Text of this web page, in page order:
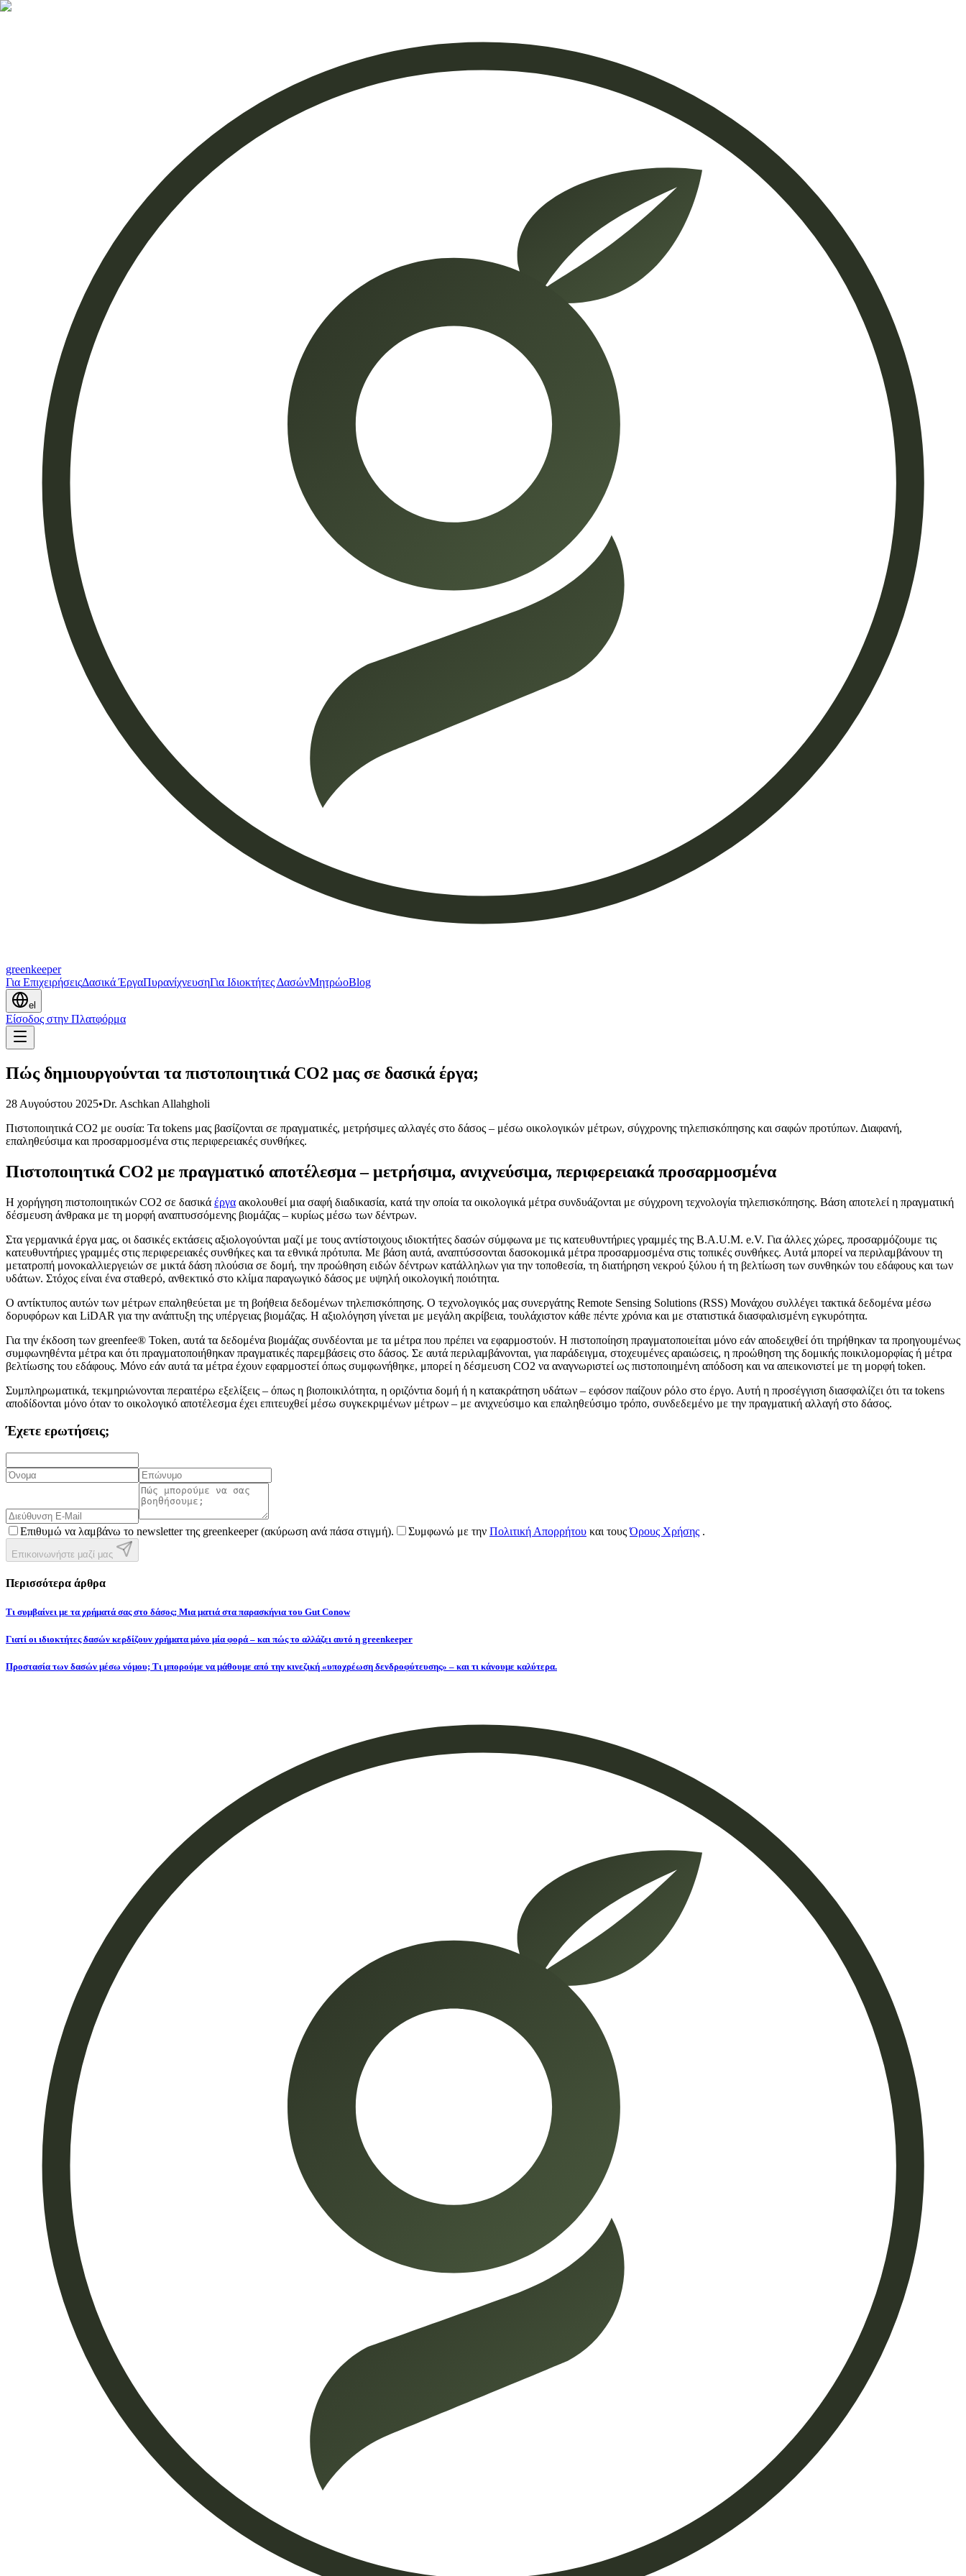
greenkeeper
Για ΕπιχειρήσειςΔασικά ΈργαΠυρανίχνευσηΓια Ιδιοκτήτες ΔασώνΜητρώοBlog
el
Είσοδος στην Πλατφόρμα
Πώς δημιουργούνται τα πιστοποιητικά CO2 μας σε δασικά έργα;
28 Αυγούστου 2025•Dr. Aschkan Allahgholi
Πιστοποιητικά CO2 με ουσία: Τα tokens μας βασίζονται σε πραγματικές, μετρήσιμες αλλαγές στο δάσος – μέσω οικολογικών μέτρων, σύγχρονης τηλεπισκόπησης και σαφών προτύπων. Διαφανή,
επαληθεύσιμα και προσαρμοσμένα στις περιφερειακές συνθήκες.
Πιστοποιητικά CO2 με πραγματικό αποτέλεσμα – μετρήσιμα, ανιχνεύσιμα, περιφερειακά προσαρμοσμένα
Η χορήγηση πιστοποιητικών CO2 σε δασικά έργα ακολουθεί μια σαφή διαδικασία, κατά την οποία τα οικολογικά μέτρα συνδυάζονται με σύγχρονη τεχνολογία τηλεπισκόπησης. Βάση αποτελεί η πραγματική
δέσμευση άνθρακα με τη μορφή αναπτυσσόμενης βιομάζας – κυρίως μέσω των δέντρων.
Στα γερμανικά έργα μας, οι δασικές εκτάσεις αξιολογούνται μαζί με τους αντίστοιχους ιδιοκτήτες δασών σύμφωνα με τις κατευθυντήριες γραμμές της B.A.U.M. e.V. Για άλλες χώρες, προσαρμόζουμε τις
κατευθυντήριες γραμμές στις περιφερειακές συνθήκες και τα εθνικά πρότυπα. Με βάση αυτά, αναπτύσσονται δασοκομικά μέτρα προσαρμοσμένα στις τοπικές συνθήκες. Αυτά μπορεί να περιλαμβάνουν τη
μετατροπή μονοκαλλιεργειών σε μικτά δάση πλούσια σε δομή, την προώθηση ειδών δέντρων κατάλληλων για την τοποθεσία, τη διατήρηση νεκρού ξύλου ή τη βελτίωση των συνθηκών του εδάφους και των
υδάτων. Στόχος είναι ένα σταθερό, ανθεκτικό στο κλίμα παραγωγικό δάσος με υψηλή οικολογική ποιότητα.
Ο αντίκτυπος αυτών των μέτρων επαληθεύεται με τη βοήθεια δεδομένων τηλεπισκόπησης. Ο τεχνολογικός μας συνεργάτης Remote Sensing Solutions (RSS) Μονάχου συλλέγει τακτικά δεδομένα μέσω
δορυφόρων και LiDAR για την ανάπτυξη της υπέργειας βιομάζας. Η αξιολόγηση γίνεται με μεγάλη ακρίβεια, τουλάχιστον κάθε πέντε χρόνια και με στατιστικά διασφαλισμένη εγκυρότητα.
Για την έκδοση των greenfee® Token, αυτά τα δεδομένα βιομάζας συνδέονται με τα μέτρα που πρέπει να εφαρμοστούν. Η πιστοποίηση πραγματοποιείται μόνο εάν αποδειχθεί ότι τηρήθηκαν τα προηγουμένως
συμφωνηθέντα μέτρα και ότι πραγματοποιήθηκαν πραγματικές παρεμβάσεις στο δάσος. Σε αυτά περιλαμβάνονται, για παράδειγμα, στοχευμένες αραιώσεις, η προώθηση της δομικής ποικιλομορφίας ή μέτρα
βελτίωσης του εδάφους. Μόνο εάν αυτά τα μέτρα έχουν εφαρμοστεί όπως συμφωνήθηκε, μπορεί η δέσμευση CO2 να αναγνωριστεί ως πιστοποιημένη απόδοση και να απεικονιστεί με τη μορφή token.
Συμπληρωματικά, τεκμηριώνονται περαιτέρω εξελίξεις – όπως η βιοποικιλότητα, η οριζόντια δομή ή η κατακράτηση υδάτων – εφόσον παίζουν ρόλο στο έργο. Αυτή η προσέγγιση διασφαλίζει ότι τα tokens
αποδίδονται μόνο όταν το οικολογικό αποτέλεσμα έχει επιτευχθεί μέσω συγκεκριμένων μέτρων – με ανιχνεύσιμο και επαληθεύσιμο τρόπο, συνδεδεμένο με την πραγματική αλλαγή στο δάσος.
Έχετε ερωτήσεις;
Επιθυμώ να λαμβάνω το newsletter της greenkeeper (ακύρωση ανά πάσα στιγμή). Συμφωνώ με την Πολιτική Απορρήτου και τους Όρους Χρήσης .
Επικοινωνήστε μαζί μας
Περισσότερα άρθρα
Τι συμβαίνει με τα χρήματά σας στο δάσος; Μια ματιά στα παρασκήνια του Gut Conow
Γιατί οι ιδιοκτήτες δασών κερδίζουν χρήματα μόνο μία φορά – και πώς το αλλάζει αυτό η greenkeeper
Προστασία των δασών μέσω νόμου; Τι μπορούμε να μάθουμε από την κινεζική «υποχρέωση δενδροφύτευσης» – και τι κάνουμε καλύτερα.